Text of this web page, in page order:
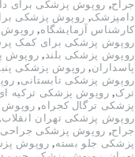
جراح, روپوش پزشکی برای
دامپزشک, روپوش پزشکی
کارشناس آزمایشگاه, روپوش
روپوش پزشکی برای کمک
روپوش پزشکی بلند , روپوش
پاسداران, روپوش پزشکی
روپوش پزشکی تابستانی,
ترک, روپوش پزشکی ترکیه
پزشکی ترگال کجراه, روپوش
روپوش پزشکی تهران انقلاب
جراح, روپوش پزشکی جراحی
پزشکی جلو بسته, روپوش